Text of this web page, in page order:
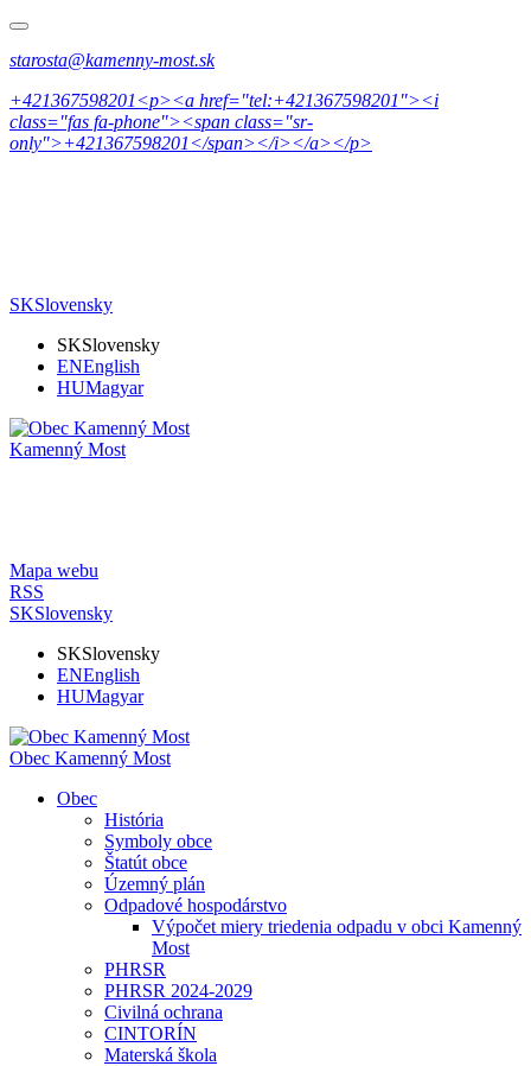
starosta@kamenny-most.sk
+421367598201<p><a href="tel:+421367598201"><i
class="fas fa-phone"><span class="sr-
only">+421367598201</span></i></a></p>
SKSlovensky
SKSlovensky
ENEnglish
HUMagyar
Kamenný Most
Mapa webu
RSS
SKSlovensky
SKSlovensky
ENEnglish
HUMagyar
Obec Kamenný Most
Obec
História
Symboly obce
Štatút obce
Územný plán
Odpadové hospodárstvo
Výpočet miery triedenia odpadu v obci Kamenný
Most
PHRSR
PHRSR 2024-2029
Civilná ochrana
CINTORÍN
Materská škola